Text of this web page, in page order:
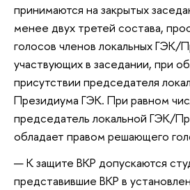
принимаются на закрытых
менее двух третей состава,
голосов членов локальных ГЭК/
участвующих в заседании, при
присутствии председателя
Президиума ГЭК. При равном
председатель локальной ГЭК/
обладает правом решающего
К защите ВКР допускаются
представившие ВКР в